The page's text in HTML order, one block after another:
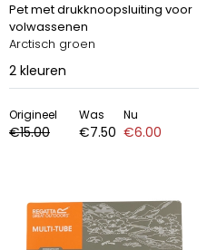
Pet met drukknoopsluiting voor
volwassenen
Arctisch groen
2 kleuren
Origineel
€15.00
Was
€7.50
Nu
€6.00